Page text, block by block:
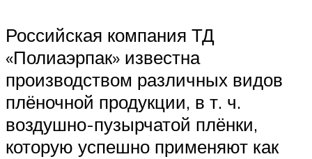
Российская компания ТД
«Полиаэрпак» известна
производством различных видов
плёночной продукции, в т. ч.
воздушно-пузырчатой плёнки,
которую успешно применяют как